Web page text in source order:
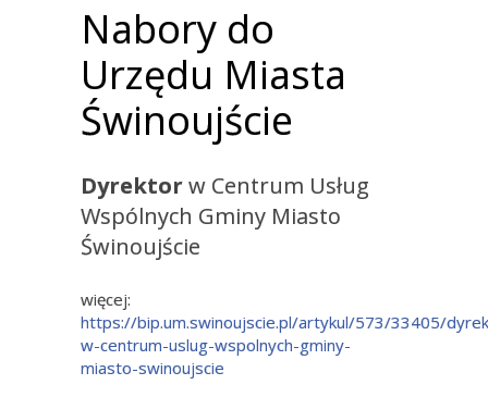
Nabory do
Urzędu Miasta
Świnoujście
Dyrektorw Centrum Usług
Wspólnych Gminy Miasto
Świnoujście
więcej:
https://bip.um.swinoujscie.pl/artykul/573/33405/
w-centrum-uslug-wspolnych-gminy-
miasto-swinoujscie